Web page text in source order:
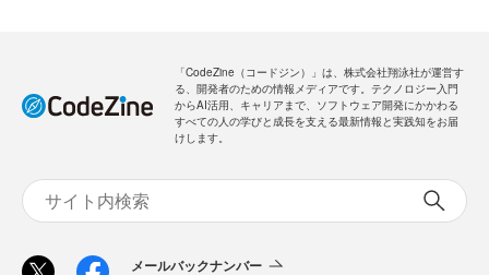
「CodeZine（コードジン）」は、株式会社翔泳社が運営す
る、開発者のための情報メディアです。テクノロジー入門
からAI活用、キャリアまで、ソフトウェア開発にかかわる
すべての人の学びと成長を支える最新情報と実践知をお届
けします。
メールバックナンバー